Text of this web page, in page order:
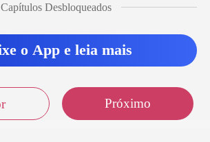
Capítulos Desbloqueados
o App e leia mais
Próximo